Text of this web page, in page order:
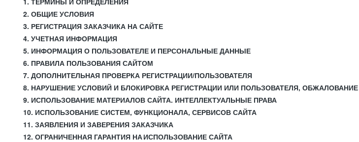
2. ОБЩИЕ УСЛОВИЯ
3. РЕГИСТРАЦИЯ ЗАКАЗЧИКА НА САЙТЕ
4. УЧЕТНАЯ ИНФОРМАЦИЯ
5. ИНФОРМАЦИЯ О ПОЛЬЗОВАТЕЛЕ И ПЕРСОНАЛЬНЫЕ ДАННЫЕ
6. ПРАВИЛА ПОЛЬЗОВАНИЯ САЙТОМ
7. ДОПОЛНИТЕЛЬНАЯ ПРОВЕРКА РЕГИСТРАЦИИ/ПОЛЬЗОВАТЕЛЯ
8. НАРУШЕНИЕ УСЛОВИЙ И БЛОКИРОВКА РЕГИСТРАЦИИ ИЛИ ПОЛЬЗОВАТЕЛЯ,
9. ИСПОЛЬЗОВАНИЕ МАТЕРИАЛОВ САЙТА. ИНТЕЛЛЕКТУАЛЬНЫЕ ПРАВА
10. ИСПОЛЬЗОВАНИЕ СИСТЕМ, ФУНКЦИОНАЛА, СЕРВИСОВ САЙТА
11. ЗАЯВЛЕНИЯ И ЗАВЕРЕНИЯ ЗАКАЗЧИКА
12. ОГРАНИЧЕННАЯ ГАРАНТИЯ НА ИСПОЛЬЗОВАНИЕ САЙТА